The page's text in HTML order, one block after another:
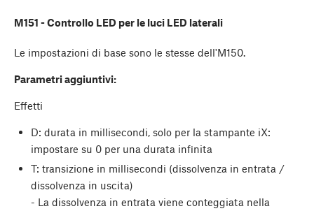
M151 - Controllo LED per le luci LED laterali
Le impostazioni di base sono le stesse dell'M150.
Parametri aggiuntivi:
Effetti
D: durata in millisecondi, solo per la stampante iX:
impostare su 0 per una durata infinita
T: transizione in millisecondi (dissolvenza in entrata /
dissolvenza in uscita)
- La dissolvenza in entrata viene conteggiata nella